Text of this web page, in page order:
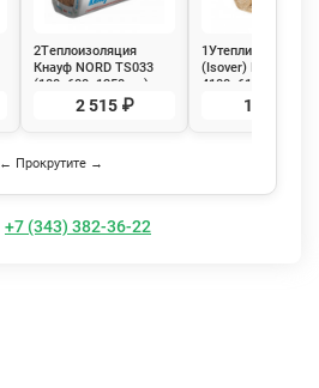
2Теплоизоляция
Кнауф NORD TS033
(100х600х1250мм)
6шт. 4.5м2 (0,45м3)
2 515 ₽
1Утеплитель
(Isover) Профи
4100x610x100мм,
5м2 (0,5 м3)1 897 ₽
← Прокрутите →
+7 (343) 382-36-22